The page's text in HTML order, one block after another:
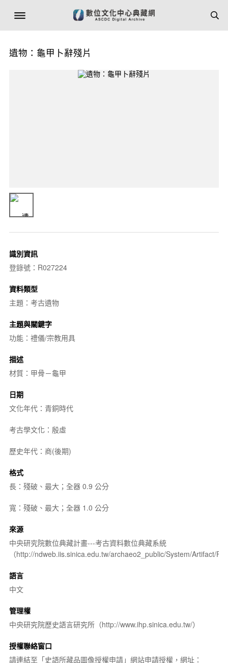
遺物：龜甲卜辭殘片
識別資訊
登錄號：R027224
資料類型
主題：考古遺物
主題與關鍵字
功能：禮儀/宗教用具
描述
材質：甲骨－龜甲
日期
文化年代：青銅時代
考古學文化：殷虛
歷史年代：商(後期)
格式
長：殘破、最大；全器 0.9 公分
寬：殘破、最大；全器 1.0 公分
來源
中央研究院數位典藏計畫---考古資料數位典藏系統
（http://ndweb.iis.sinica.edu.tw/archaeo2_public/System/Artifact/
語言
中文
管理權
中央研究院歷史語言研究所（http://www.ihp.sinica.edu.tw/）
授權聯絡窗口
請連結至「史語所藏品圖像授權申請」網站申請授權，網址：